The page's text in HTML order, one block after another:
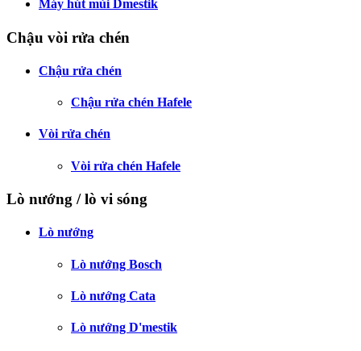
Máy hút mùi Dmestik
Chậu vòi rửa chén
Chậu rửa chén
Chậu rửa chén Hafele
Vòi rửa chén
Vòi rửa chén Hafele
Lò nướng / lò vi sóng
Lò nướng
Lò nướng Bosch
Lò nướng Cata
Lò nướng D'mestik